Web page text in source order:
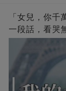
「女兒，你
一段話，看哭